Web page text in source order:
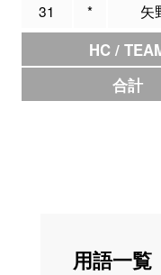
31
* 矢
HC /
合計
用語一覧